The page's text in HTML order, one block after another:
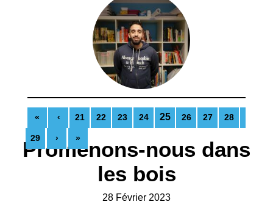
Promenons-nous dans
les bois
28 Février 2023
« ‹ 21 22 23 24 25 26 27 28
29 › »